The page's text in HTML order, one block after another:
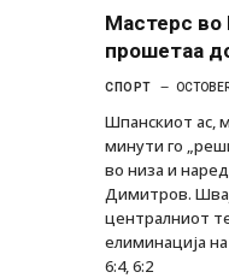
Мастерс во
прошетаа
СПОРТ
Шпанскиот ас,
минути го
во низа и
Димитров.
централниот
елиминација
6:4, 6:2